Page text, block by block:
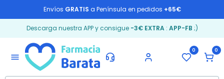
Envíos GRATIS a Península en pedidos +65€
Descarga nuestra APP y consigue -3€ EXTRA: APP-FB ;)
menu
0 0